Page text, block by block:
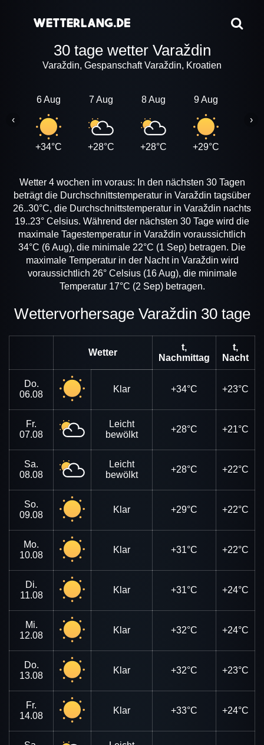
30 tage wetter Varaždin
Varaždin, Gespanschaft Varaždin, Kroatien
6 Aug
+34°C
7 Aug
+28°C
8 Aug
+28°C
9 Aug
+29°C
‹ ›
Wetter 4 wochen im voraus: In den nächsten 30 Tagen
beträgt die Durchschnittstemperatur in Varaždin tagsüber
26..30°C, die Durchschnittstemperatur in Varaždin nachts
19..23° Celsius. Während der nächsten 30 Tage wird die
maximale Tagestemperatur in Varaždin voraussichtlich
34°C (6 Aug), die minimale 22°C (1 Sep) betragen. Die
maximale Temperatur in der Nacht in Varaždin wird
voraussichtlich 26° Celsius (16 Aug), die minimale
Temperatur 17°C (2 Sep) betragen.
Wettervorhersage Varaždin 30 tage
Wetter
t,
Nachmittag
t,
Nacht
Do.
06.08
Klar +34°C +23°C
Fr.
07.08
Leicht
bewölkt
+28°C +21°C
Sa.
08.08
Leicht
bewölkt
+28°C +22°C
So.
09.08
Klar +29°C +22°C
Mo.
10.08
Klar +31°C +22°C
Di.
11.08
Klar +31°C +24°C
Mi.
12.08
Klar +32°C +24°C
Do.
13.08
Klar +32°C +23°C
Fr.
14.08
Klar +33°C +24°C